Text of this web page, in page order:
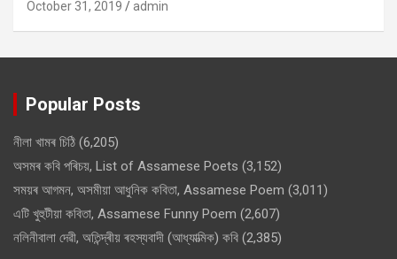
October 31, 2019 admin
Popular Posts
নীলা খামৰ চিঠি (6,205)
অসমৰ কবি পৰিচয়, List of Assamese Poets (3,152)
সময়ৰ আগমন, অসমীয়া আধুনিক কবিতা, Assamese Poem (3,011)
এটি খুহুটীয়া কবিতা, Assamese Funny Poem (2,607)
নলিনীবালা দেৱী, অতিন্দ্ৰীয় ৰহস্যবাদী (আধ্যাত্মিক) কবি (2,385)